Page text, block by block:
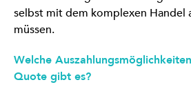
selbst mit dem komplexen Handel
müssen.
Welche
Quote gibt es?